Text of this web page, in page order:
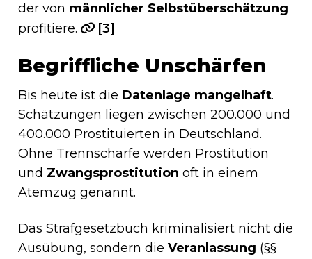
der von männlicher Selbstüberschätzung
profitiere.
[3]
Begriffliche Unschärfen
Bis heute ist die Datenlage mangelhaft.
Schätzungen liegen zwischen 200.000 und
400.000 Prostituierten in Deutschland.
Ohne Trennschärfe werden Prostitution
und Zwangsprostitution oft in einem
Atemzug genannt.
Das Strafgesetzbuch kriminalisiert nicht die
Ausübung, sondern dieVeranlassung (§§